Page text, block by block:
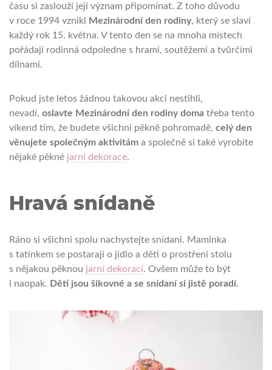
času si zaslouží její význam připomínat. Z toho důvodu
v roce 1994 vznikl
Mezinárodní den rodiny, který se slaví
každý rok 15. května. V tento den se na mnoha místech
pořádají rodinná odpoledne s hrami, soutěžemi a tvůrčími
dílnami.
Pokud jste letos žádnou takovou akci nestihli,
nevadí, oslavte Mezinárodní den rodiny doma třeba tento
víkend tím, že budete všichni pěkně pohromadě, celý den
věnujete společným aktivitám a společně si také vyrobíte
nějaké pěkné jarní dekorace.
Hravá snídaně
Ráno si všichni spolu nachystejte snídani. Maminka
s tatínkem se postarají o jídlo a děti o prostření stolu
s nějakou pěknou jarní dekorací. Ovšem může to být
i naopak. Děti jsou šikovné a se snídaní si jistě poradí.